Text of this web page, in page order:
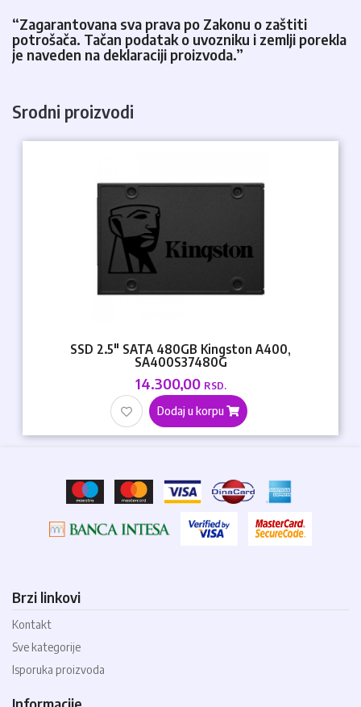
“Zagarantovana sva prava po Zakonu o zaštiti
potrošača. Tačan podatak o uvozniku i zemlji porekla
je naveden na deklaraciji proizvoda.”
Srodni proizvodi
SSD 2.5" SATA 480GB Kingston A400,
SA400S37480G
14.300,00 RSD.
Dodaj u korpu
Brzi linkovi
Kontakt
Sve kategorije
Isporuka proizvoda